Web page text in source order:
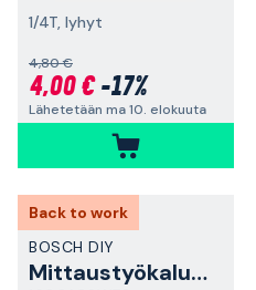
1/4T, lyhyt
4,80 €
4,00 €-17%
Lähetetään ma 10. elokuuta
Back to work
BOSCH DIY
Mittaustyökalusarja